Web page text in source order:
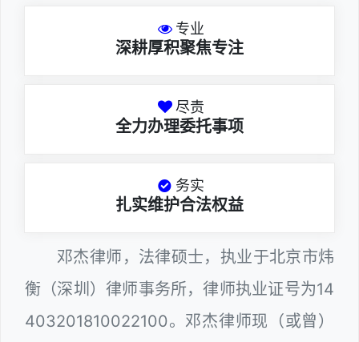
专业
深耕厚积聚焦专注
尽责
全力办理委托事项
务实
扎实维护合法权益
邓杰律师，法律硕士，执业于北京市炜
衡（深圳）律师事务所，律师执业证号为14
403201810022100。邓杰律师现（或曾）